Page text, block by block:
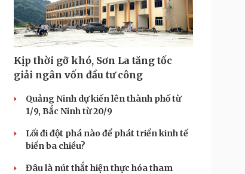
Kịp thời gỡ khó, Sơn La tăng tốc
giải ngân vốn đầu tư công
Quảng Ninh dự kiến lên thành phố từ
1/9, Bắc Ninh từ 20/9
Lối đi đột phá nào để phát triển kinh tế
biển ba chiều?
Đâu là nút thắt hiện thực hóa tham